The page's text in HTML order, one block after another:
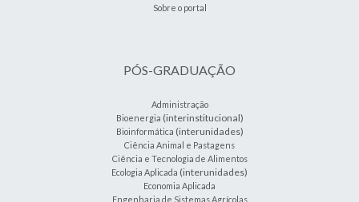
Sobre o portal
PÓS-GRADUAÇÃO
Administração
Bioenergia (interinstitucional)
Bioinformática (interunidades)
Ciência Animal e Pastagens
Ciência e Tecnologia de Alimentos
Ecologia Aplicada (interunidades)
Economia Aplicada
Engenharia de Sistemas Agrícolas